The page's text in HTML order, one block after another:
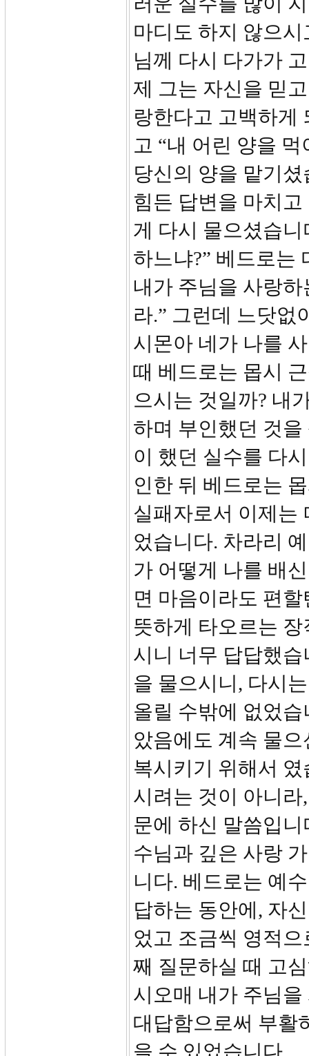
마디도 하지 않으
님께 다시 다가가
제 그는 자신을 믿
랑한다고 고백하게
고 “내 어린 양을
당신의 양을 맡기셨
힘든 답변을 마치
게 다시 물으셨습
하느냐?” 베드로는
내가 주님을 사랑
라.” 그런데 느닷없
시몬아 네가 나를
때 베드로는 몹시
으시는 것일까? 내
하며 부인했던 것
이 했던 실수를 다
인한 뒤 베드로는
실패자로서 이제는
었습니다. 차라리
가 어떻게 나를 배
면 마음이라도 편
뜻하게 타오르는
시니 너무 답답했
을 물으시니, 다시
올릴 수밖에 없었
았음에도 계속 물
복시키기 위해서
시려는 것이 아니
문에 하신 말씀입
수님과 깊은 사랑
니다. 베드로는 예
답하는 동안에, 자
었고 조금씩 영적
째 질문하실 때 고
시오매 내가 주님
대답함으로써 부활
을 수 있었습니다.